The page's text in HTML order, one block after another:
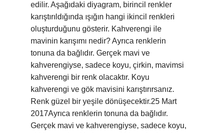
edilir. Aşağıdaki diyagram, birincil renkler
karıştırıldığında ışığın hangi ikincil renkleri
oluşturduğunu gösterir. Kahverengi ile
mavinin karışımı nedir? Ayrıca renklerin
tonuna da bağlıdır. Gerçek mavi ve
kahverengiyse, sadece koyu, çirkin, mavimsi
kahverengi bir renk olacaktır. Koyu
kahverengi ve gök mavisini karıştırırsanız.
Renk güzel bir yeşile dönüşecektir.25 Mart
2017Ayrıca renklerin tonuna da bağlıdır.
Gerçek mavi ve kahverengiyse, sadece koyu,